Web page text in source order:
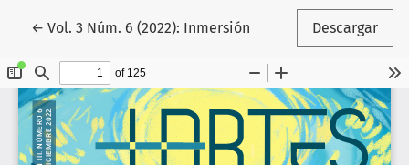
← Volver a los detalles del artículo
Vol. 3 Núm. 6 (2022): Inmersión Descargar